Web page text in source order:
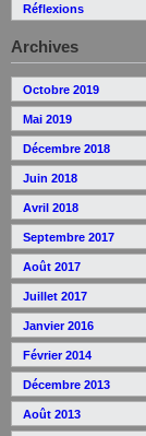
Réflexions
Archives
Octobre 2019
Mai 2019
Décembre 2018
Juin 2018
Avril 2018
Septembre 2017
Août 2017
Juillet 2017
Janvier 2016
Février 2014
Décembre 2013
Août 2013